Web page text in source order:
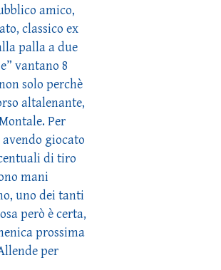
amico,
classico ex
palla a due
vantano 8
solo perchè
altalenante,
Per
giocato
di tiro
mani
uno dei tanti
però è certa,
prossima
per